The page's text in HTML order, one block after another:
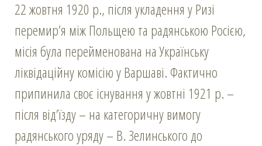
22 жовтня 1920 р., після укладення у Ризі
перемир’я між Польщею та радянською Росією,
місія була перейменована на Українську
ліквідаційну комісію у Варшаві. Фактично
припинила своє існування у жовтні 1921 р. –
після від’їзду – на категоричну вимогу
радянського уряду – В. Зелинського до